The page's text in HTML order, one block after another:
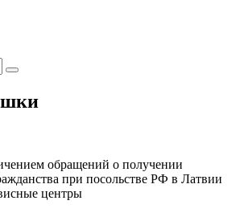
обращений о получении
при посольстве РФ в Латвии
центры